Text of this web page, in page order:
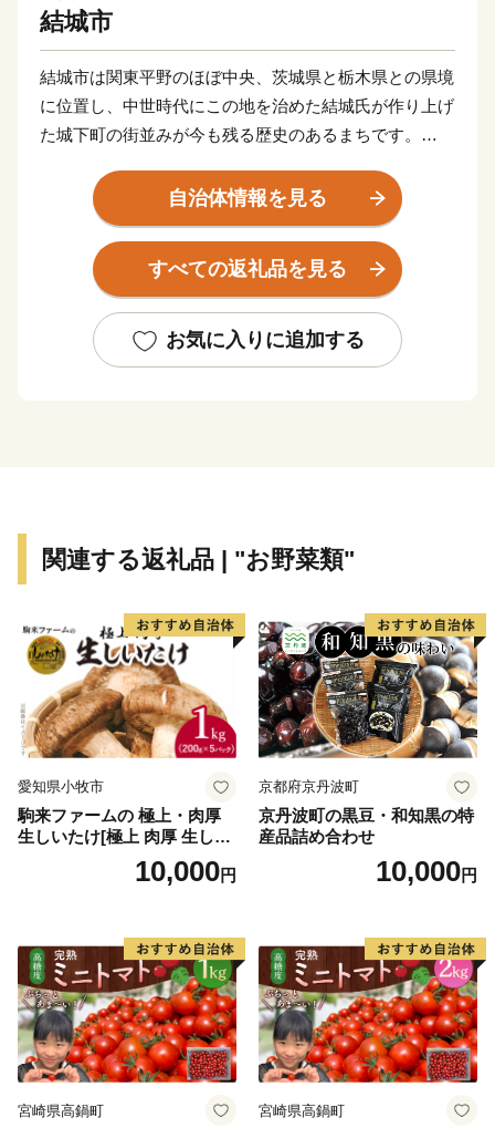
結城市
結城市は関東平野のほぼ中央、茨城県と栃木県との県境
に位置し、中世時代にこの地を治めた結城氏が作り上げ
た城下町の街並みが今も残る歴史のあるまちです。
市域の南部は関東平野のなかでも比較的安定した農業地
域であり、米穀はもとより、首都圏の生鮮野菜供給地と
して，白菜・レタス・トマト・トウモロコシなどの露地
野菜等多くの農産物が生産されています。
日本最古の絹織物と言われる結城紬の産地としても知ら
れ、糸つむぎ・絣くくり・地機織りの3工程は昭和31年
自治体情報を見る
すべての返礼品を見る
お気に入りに追加する
関連する返礼品 | "お野菜類"
愛知県小牧市
駒来ファームの 極上・肉厚
生しいたけ[極上 肉厚 生しい
たけ 生シイタケ 生椎茸 安心
安全 国産 採れたて 新鮮 きの
10,000円
京都府京丹波町
京丹波町の黒豆・和知黒の特
産品詰め合わせ
10,000円
宮崎県高鍋町 宮崎県高鍋町